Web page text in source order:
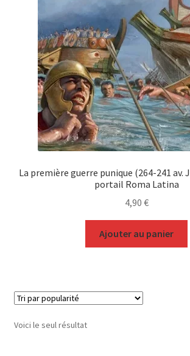
La première guerre punique (264-241 av.
portail Roma Latina
4,90 €
Ajouter au panier
Voici le seul résultat